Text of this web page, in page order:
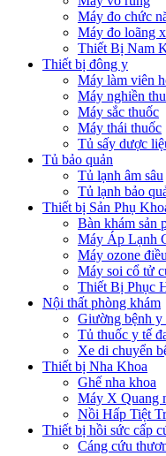
Máy đo chức
Máy đo loãng
Thiết Bị Nam
Thiết bị đông y
Máy làm viên
Máy nghiền
Máy sắc thuốc
Máy thái thuốc
Tủ sấy dược
Tủ bảo quản
Tủ lạnh âm sâu
Tủ lạnh bảo
Thiết bị Sản Phụ
Bàn khám sản
Máy Áp Lạnh
Máy ozone
Máy soi cổ tử
Thiết Bị Phục
Nội thất phòng khám
Giường bệnh y
Tủ thuốc y tế
Xe di chuyển
Thiết bị Nha Khoa
Ghế nha khoa
Máy X Quang
Nồi Hấp Tiệt
Thiết bị hồi sức cấp
Cáng cứu